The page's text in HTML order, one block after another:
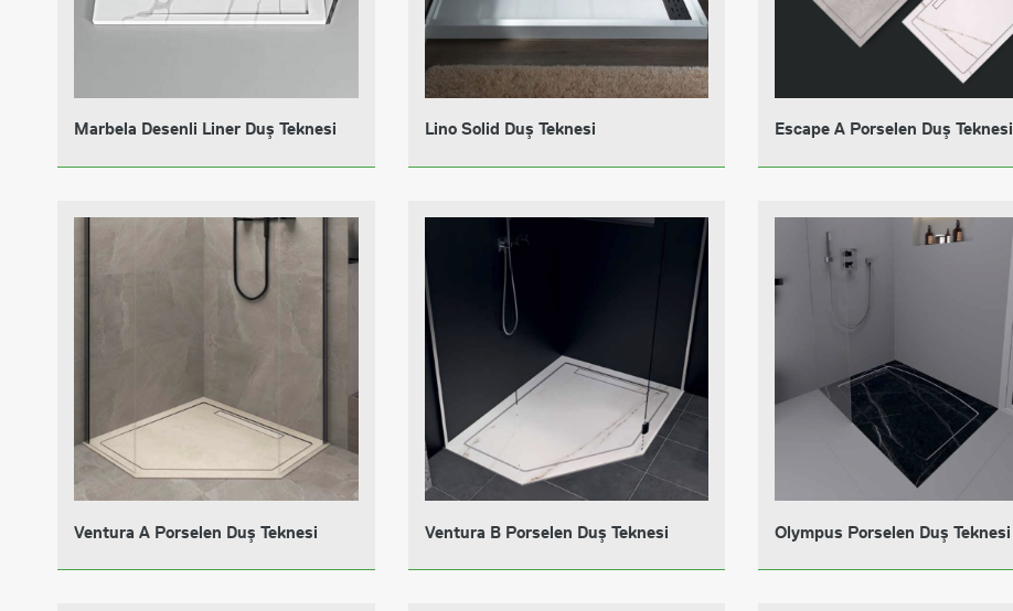
Marbela Desenli Liner Duş Teknesi Lino Solid Duş Teknesi Escape A Porselen Duş Teknesi
Ventura A Porselen Duş Teknesi Ventura B Porselen Duş Teknesi Olympus Porselen Duş Teknesi